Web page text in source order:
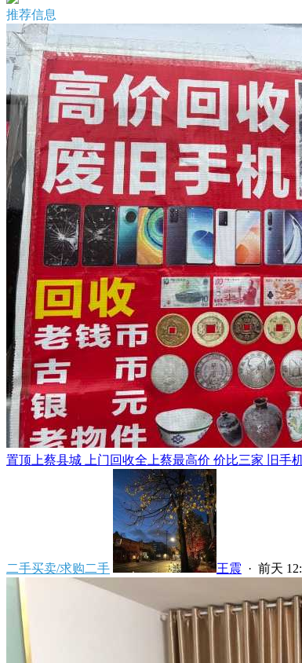
推荐信息
置顶 上蔡县城 上门回收全上蔡最高价 价比三家 旧手
二手买卖/求购二手 王震 · 前天